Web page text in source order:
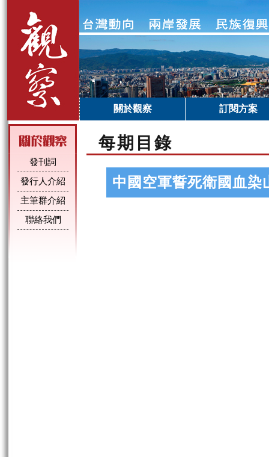
關於觀察 訂閱方案
發刊詞
發行人介紹
主筆群介紹
聯絡我們
每期目錄
中國空軍誓死衛國血染